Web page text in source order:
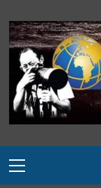
to
content
Menu